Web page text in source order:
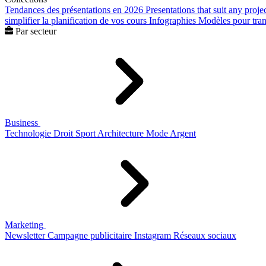
Tendances des présentations en 2026 Presentations that suit any
simplifier la planification de vos cours Infographies Modèles pour
Par secteur
Business
Technologie Droit Sport Architecture Mode Argent
Marketing
Newsletter Campagne publicitaire Instagram Réseaux sociaux